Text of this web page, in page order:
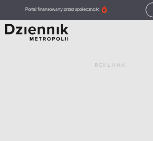
Portal finansowany przez społeczność
REKLAMA